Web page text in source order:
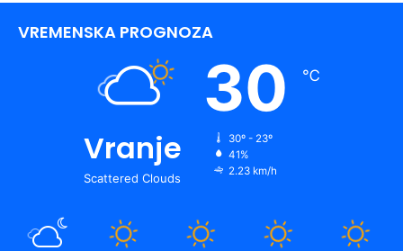
VREMENSKA PROGNOZA
Vranje
Scattered Clouds
30 ℃
30º - 23º
41%
2.23 km/h